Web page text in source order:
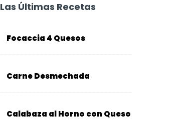
Las Últimas Recetas
Focaccia 4 Quesos
Carne Desmechada
Calabaza al Horno con Queso